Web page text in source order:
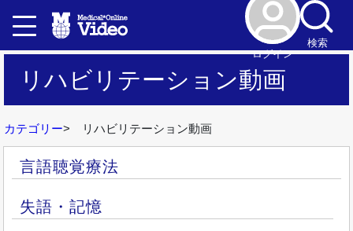
ログイン
検索
リハビリテーション動画
カテゴリー リハビリテーション動画
言語聴覚療法
失語・記憶